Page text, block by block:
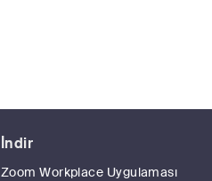
İndir
Zoom Workplace Uygulaması